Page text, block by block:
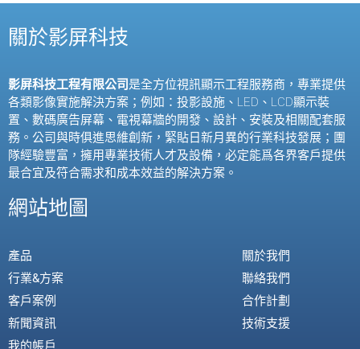
關於影屏科技
影屏科技工程有限公司是全方位視訊顯示工程服務商，專業提供
各類影像實施解決方案；例如：投影設施、 LED 、 LCD顯示裝
置、數碼廣告屏幕、電視幕牆的開發、設計、安裝及相關配套服
務。公司與時俱進思維創新，緊貼日新月異的行業科技發展；團
隊經驗豐富，擁用專業技術人才及設備，必定能爲各界客戶提供
最合宜及符合需求和成本效益的解決方案。
網站地圖
產品
行業&方案
客戶案例
新聞資訊
我的帳戶
關於我們
聯絡我們
合作計劃
技術支援